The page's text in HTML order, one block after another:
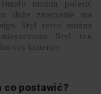
można polecić
duże znaczenie ma
Styl retro można
Styl ten
czy łazience.
co postawić?